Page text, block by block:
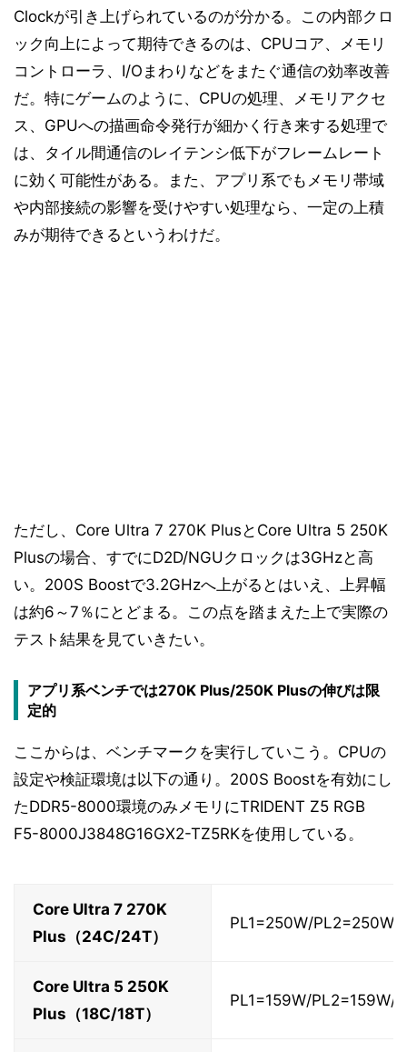
Clockが引き上げられているのが分かる。この内部クロ
ック向上によって期待できるのは、CPUコア、メモリ
コントローラ、I/Oまわりなどをまたぐ通信の効率改善
だ。特にゲームのように、CPUの処理、メモリアクセ
ス、GPUへの描画命令発行が細かく行き来する処理で
は、タイル間通信のレイテンシ低下がフレームレート
に効く可能性がある。また、アプリ系でもメモリ帯域
や内部接続の影響を受けやすい処理なら、一定の上積
みが期待できるというわけだ。
ただし、Core Ultra 7 270K PlusとCore Ultra 5 250K
Plusの場合、すでにD2D/NGUクロックは3GHzと高
い。200S Boostで3.2GHzへ上がるとはいえ、上昇幅
は約6～7％にとどまる。この点を踏まえた上で実際の
テスト結果を見ていきたい。
アプリ系ベンチでは270K Plus/250K Plusの伸びは限
定的
ここからは、ベンチマークを実行していこう。CPUの
設定や検証環境は以下の通り。200S Boostを有効にし
たDDR5-8000環境のみメモリにTRIDENT Z5 RGB
F5-8000J3848G16GX2-TZ5RKを使用している。
Core Ultra 7 270K
Plus（24C/24T）
PL1=250W/
Core Ultra 5 250K
Plus（18C/18T）
PL1=159W/